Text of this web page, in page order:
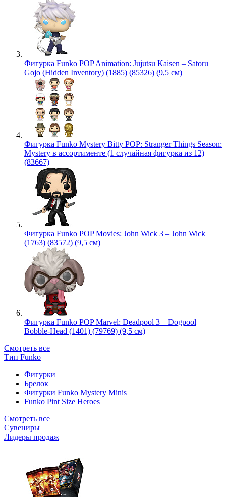
Фигурка Funko POP Animation: Jujutsu Kaisen – Satoru
Gojo (Hidden Inventory) (1885) (85326) (9,5 см)
Фигурка Funko Mystery Bitty POP: Stranger Things Season:
Mystery в ассортименте (1 случайная фигурка из 12)
(83667)
Фигурка Funko POP Movies: John Wick 3 – John Wick
(1763) (83572) (9,5 см)
Фигурка Funko POP Marvel: Deadpool 3 – Dogpool
Bobble-Head (1401) (79769) (9,5 см)
Смотреть все
Тип Funko
Фигурки
Брелок
Фигурки Funko Mystery Minis
Funko Pint Size Heroes
Смотреть все
Сувениры
Лидеры продаж